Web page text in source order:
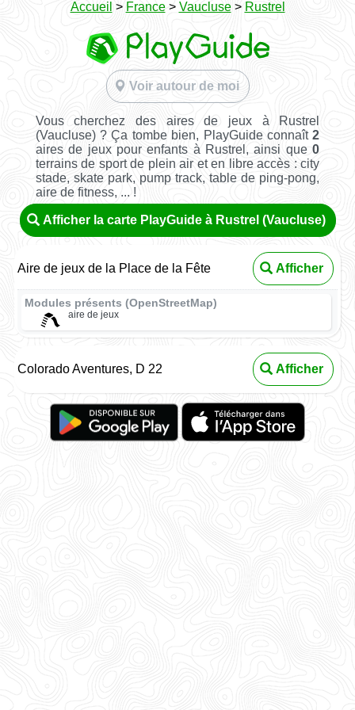
Accueil > France> Vaucluse> Rustrel
Voir autour de moi
Vous cherchez des aires de jeux à Rustrel
(Vaucluse) ? Ça tombe bien, PlayGuide connaît2
aires de jeux pour enfants à Rustrel, ainsi que0
terrains de sport de plein air et en libre accès : city
stade, skate park, pump track, table de ping-pong,
aire de fitness, ... !
Afficher la carte PlayGuide à Rustrel (Vaucluse)
Aire de jeux de la Place de la Fête Afficher
Modules présents (OpenStreetMap)
aire de jeux
Colorado Aventures, D 22 Afficher